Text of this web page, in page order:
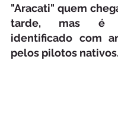
"Aracati" quem
tarde, mas é
identificado com
pelos pilotos nativos.